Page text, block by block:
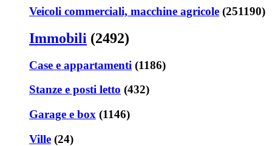
Veicoli commerciali, macchine agricole (251190)
Immobili (2492)
Case e appartamenti (1186)
Stanze e posti letto (432)
Garage e box (1146)
Ville (24)